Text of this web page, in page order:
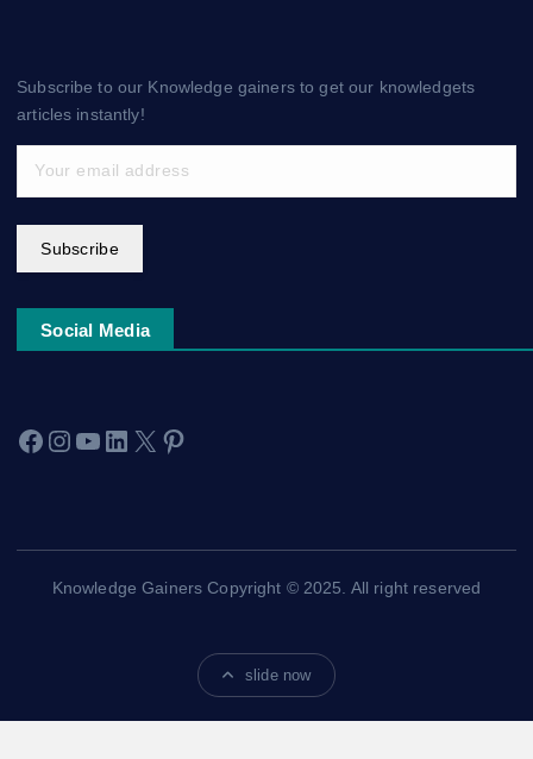
Subscribe to our Knowledge gainers to get our knowledgets
articles instantly!
Subscribe
Social Media
Facebook Instagram YouTube LinkedIn X Pinterest
Knowledge Gainers Copyright © 2025. All right reserved
slide now